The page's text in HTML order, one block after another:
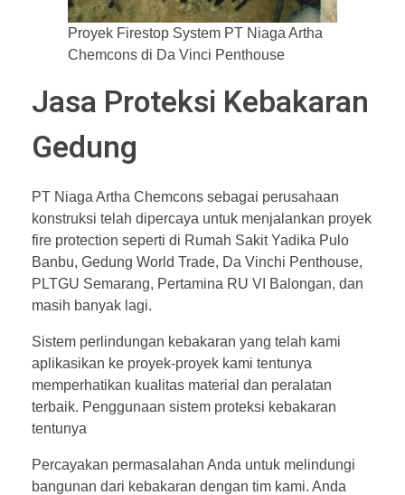
Proyek Firestop System PT Niaga Artha
Chemcons di Da Vinci Penthouse
Jasa Proteksi Kebakaran
Gedung
PT Niaga Artha Chemcons sebagai perusahaan
konstruksi telah dipercaya untuk menjalankan proyek
fire protection seperti di Rumah Sakit Yadika Pulo
Banbu, Gedung World Trade, Da Vinchi Penthouse,
PLTGU Semarang, Pertamina RU VI Balongan, dan
masih banyak lagi.
Sistem perlindungan kebakaran yang telah kami
aplikasikan ke proyek-proyek kami tentunya
memperhatikan kualitas material dan peralatan
terbaik. Penggunaan sistem proteksi kebakaran
tentunya
Percayakan permasalahan Anda untuk melindungi
bangunan dari kebakaran dengan tim kami. Anda